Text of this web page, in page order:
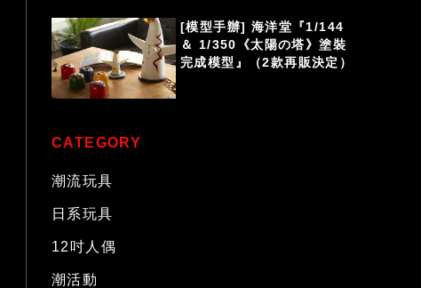
[模型手辦] 海洋堂『1/144
＆ 1/350《太陽の塔》塗裝
完成模型』（2款再販決定）
CATEGORY
潮流玩具
日系玩具
12吋人偶
潮活動